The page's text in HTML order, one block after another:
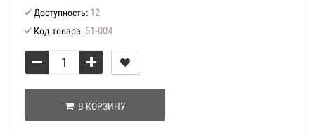
Доступность: 12
Код товара: 51-004
В КОРЗИНУ